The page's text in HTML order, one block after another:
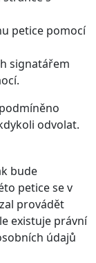
petice pomocí
signatářem
odvolat.
bude
petice se v
provádět
existuje právní
údajů